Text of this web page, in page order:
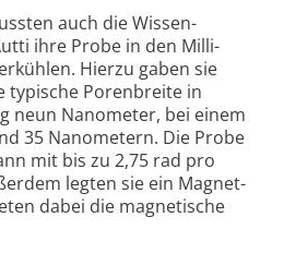
auch die Wissen­
ihre Probe in den Milli­
Hierzu gaben sie
typische Poren­breite in
neun Nanometer, bei einem
35 Nano­metern. Die Probe
mit bis zu 2,75 rad pro
legten sie ein Magnet­
dabei die magne­tische